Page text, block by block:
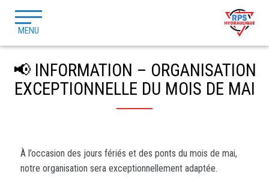
MENU
📢 INFORMATION – ORGANISATION
EXCEPTIONNELLE DU MOIS DE MAI
À l’occasion des jours fériés et des ponts du mois de mai,
notre organisation sera exceptionnellement adaptée.